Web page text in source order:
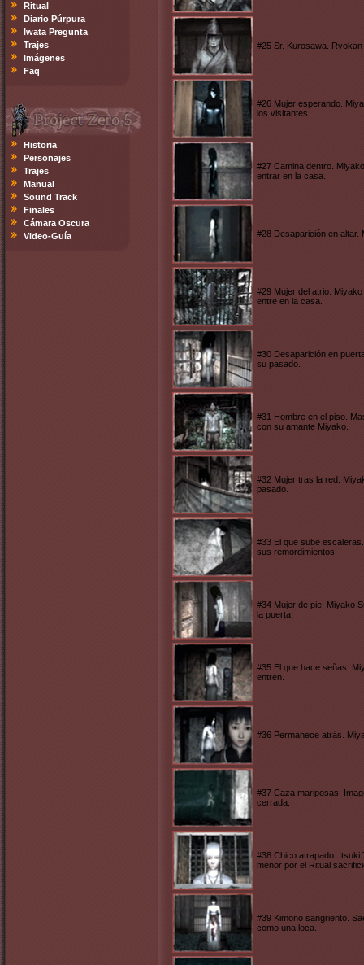
Ritual
Diario Púrpura
Iwata Pregunta
Trajes
Imágenes
Faq
Historia
Personajes
Trajes
Manual
Sound Track
Finales
Cámara Oscura
Video-Guía
#25 Sr. Kurosawa.
#26 Mujer esperando.
los visitantes.
#27 Camina dentro.
entrar en la casa.
#28 Desaparición en
#29 Mujer del atrio.
entre en la casa.
#30 Desaparición en
su pasado.
#31 Hombre en el piso.
con su amante Miyako.
#32 Mujer tras la red.
pasado.
#33 El que sube
sus remordimientos.
#34 Mujer de pie. Miyako
la puerta.
#35 El que hace señas.
entren.
#36 Permanece atrás.
#37 Caza mariposas.
cerrada.
#38 Chico atrapado. Itsuki
menor por el Ritual
#39 Kimono sangriento.
como una loca.